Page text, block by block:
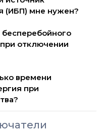
(ИБП) мне нужен?
бесперебойного
отключении
времени
при